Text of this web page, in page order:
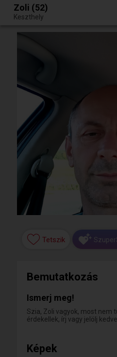
Egy jó randiból bármi lehet.
Zoli (52)
Keszthely
Tetszik
Bemutatkozás
Ismerj meg!
Szia, Zoli vagyok, most nem
érdekellek, írj vagy jelölj
Képek